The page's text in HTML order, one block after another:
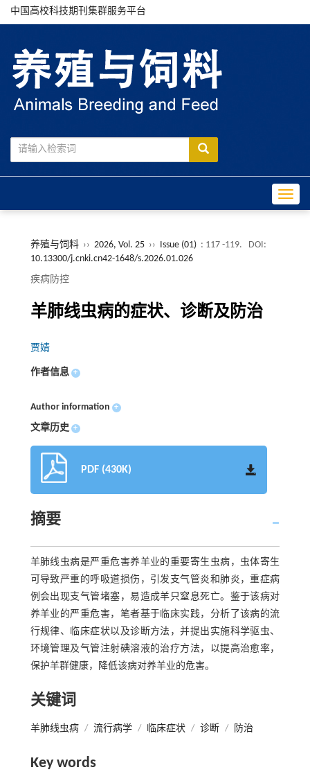
中国高校科技期刊集群服务平台
养殖与饲料 ›› 2026, Vol. 25 ›› Issue (01) : 117 -119.
DOI:
10.13300/j.cnki.cn42-1648/s.2026.01.026
疾病防控
羊肺线虫病的症状、诊断及防治
贾婧
作者信息 +
Author information +
文章历史 +
PDF (430K)
摘要
羊肺线虫病是严重危害养羊业的重要寄生虫病，虫体寄生
可导致严重的呼吸道损伤，引发支气管炎和肺炎，重症病
例会出现支气管堵塞，易造成羊只窒息死亡。鉴于该病对
养羊业的严重危害，笔者基于临床实践，分析了该病的流
行规律、临床症状以及诊断方法，并提出实施科学驱虫、
环境管理及气管注射碘溶液的治疗方法，以提高治愈率，
保护羊群健康，降低该病对养羊业的危害。
关键词
羊肺线虫病 / 流行病学 / 临床症状 / 诊断 / 防治
Key words